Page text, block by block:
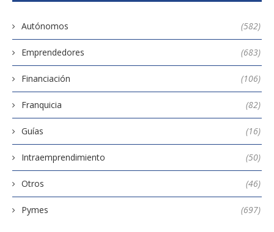
Autónomos (582)
Emprendedores (683)
Financiación (106)
Franquicia (82)
Guías (16)
Intraemprendimiento (50)
Otros (46)
Pymes (697)